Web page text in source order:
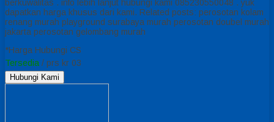
berkuwalitas . info lebih lanjut hubungi kami 085230550048 . yuk
dapatkan harga khusus dari kami. Related posts: perosotan kolam
renang murah playground surabaya murah perosotan doubel murah
jakarta perosotan gelombang murah
*Harga Hubungi CS
Tersedia / prs kr 03
Hubungi Kami